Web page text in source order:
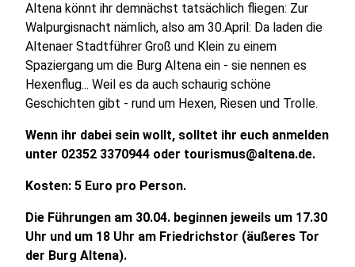
Altena könnt ihr demnächst tatsächlich fliegen: Zur
Walpurgisnacht nämlich, also am 30.April: Da laden die
Altenaer Stadtführer Groß und Klein zu einem
Spaziergang um die Burg Altena ein - sie nennen es
Hexenflug... Weil es da auch schaurig schöne
Geschichten gibt - rund um Hexen, Riesen und Trolle.
Wenn ihr dabei sein wollt, solltet ihr euch anmelden
unter 02352 3370944 oder tourismus@altena.de.
Kosten: 5 Euro pro Person.
Die Führungen am 30.04. beginnen jeweils um 17.30
Uhr und um 18 Uhr am Friedrichstor (äußeres Tor
der Burg Altena).